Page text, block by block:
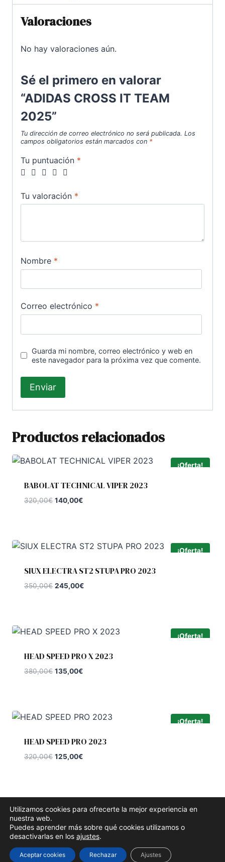
Valoraciones
No hay valoraciones aún.
Sé el primero en valorar
“ADIDAS CROSS IT TEAM
2025”
Tu dirección de correo electrónico no será publicada. Los
campos obligatorios están marcados con *
Tu puntuación *
Tu valoración *
Nombre *
Correo electrónico *
Guarda mi nombre, correo electrónico y web en
este navegador para la próxima vez que comente.
Productos relacionados
¡Oferta!
BABOLAT TECHNICAL VIPER 2023
320,00€ El
320,00€.
140,00€El
140,00€.
¡Oferta!
SIUX ELECTRA ST2 STUPA PRO 2023
350,00€ El
350,00€.
245,00€El
245,00€.
¡Oferta!
HEAD SPEED PRO X 2023
380,00€ El
380,00€.
135,00€El
135,00€.
¡Oferta!
HEAD SPEED PRO 2023
320,00€ El
320,00€.
125,00€El
125,00€.
© 2026 Padel Pro 365 - Tema para WordPress por
Kadence WP
Utilizamos cookies para ofrecerte la mejor experiencia en
nuestra web.
Puedes aprender más sobre qué cookies utilizamos o
desactivarlas en los ajustes.
Aceptar cookies Rechazar Ajustes